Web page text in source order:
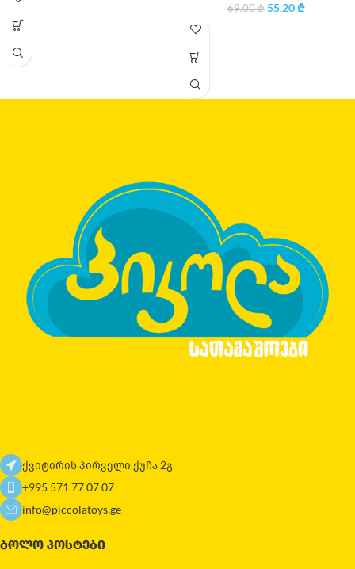
69.00₾ 55.20₾
ქვიტირის პირველი ქუჩა 2გ
+995 571 77 07 07
info@piccolatoys.ge
ᲑᲝᲚᲝ ᲞᲝᲡᲢᲔᲑᲘ